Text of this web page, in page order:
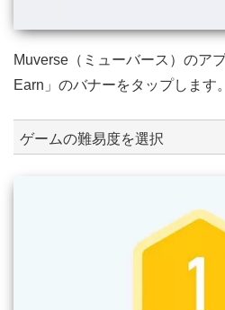
Muverse（ミューバース）のア
Earn」のバナーをタップします。
ゲームの難易度を選択